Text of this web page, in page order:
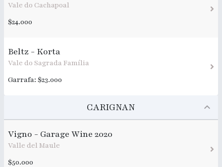
Vale do Cachapoal
$24.000
Beltz - Korta
Vale do Sagrada Família
Garrafa: $23.000
CARIGNAN
Vigno - Garage Wine 2020
Valle del Maule
$50.000